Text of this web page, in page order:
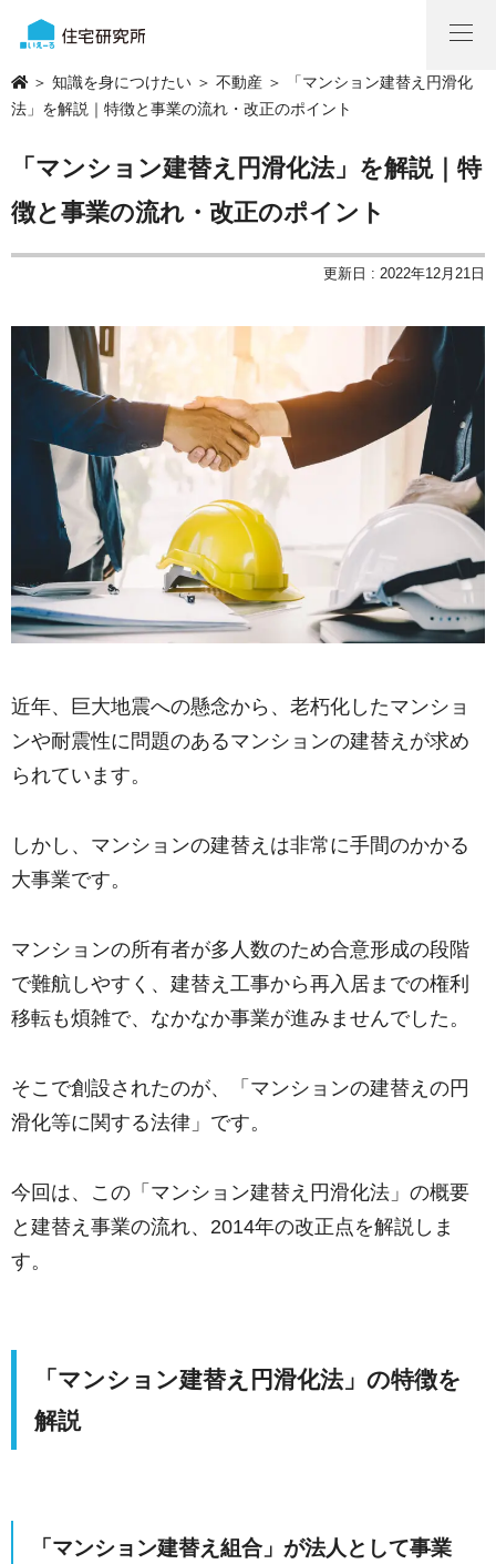
＞ 知識を身につけたい ＞ 不動産 ＞ 「マンション建替え円滑化
法」を解説｜特徴と事業の流れ・改正のポイント
「マンション建替え円滑化法」を解説｜特
徴と事業の流れ・改正のポイント
更新日 : 2022年12月21日
近年、巨大地震への懸念から、老朽化したマンショ
ンや耐震性に問題のあるマンションの建替えが求め
られています。
しかし、マンションの建替えは非常に手間のかかる
大事業です。
マンションの所有者が多人数のため合意形成の段階
で難航しやすく、建替え工事から再入居までの権利
移転も煩雑で、なかなか事業が進みませんでした。
そこで創設されたのが、「マンションの建替えの円
滑化等に関する法律」です。
今回は、この「マンション建替え円滑化法」の概要
と建替え事業の流れ、2014年の改正点を解説しま
す。
「マンション建替え円滑化法」の特徴を
解説
「マンション建替え組合」が法人として事業